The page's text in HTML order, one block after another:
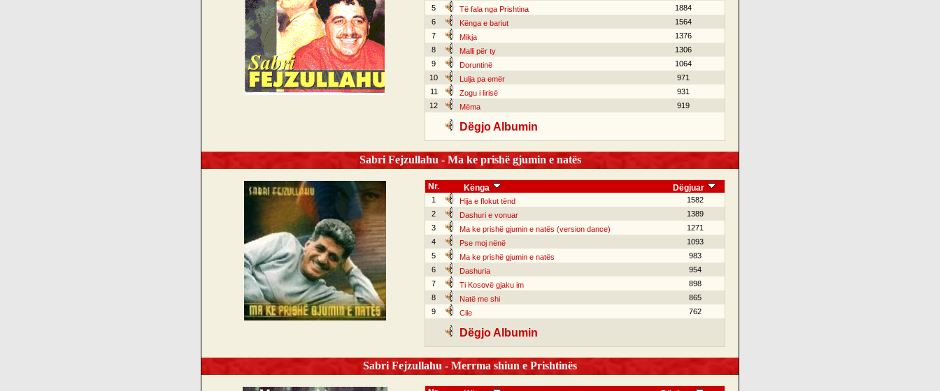
5
Të fala nga Prishtina
1884
6
Kënga e bariut
1564
7
Mikja
1376
8
Malli për ty
1306
9
Doruntinë
1064
10
Lulja pa emër
971
11
Zogu i lirisë
931
12
Mëma 919
Dëgjo Albumin
Sabri Fejzullahu - Ma ke prishë gjumin e natës
Nr. Kënga Dëgjuar
1 Hija e flokut tënd
1582
2
Dashuri e vonuar
1389
3
Ma ke prishë gjumin e natës (version dance)
1271
4
Pse moj nënë
1093
5
Ma ke prishë gjumin e natës
983
6
Dashuria
954
7
Ti Kosovë gjaku im
898
8
Natë me shi
865
9
Cile 762
Dëgjo Albumin
Sabri Fejzullahu - Merrma shiun e Prishtinës